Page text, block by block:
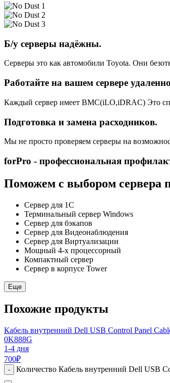
Б/у серверы надёжны.
Серверы это как автомобили Toyota. Они
Работайте на вашем сервере
Каждый сервер имеет BMC(iLO,iDRAC) Это
Подготовка и замена расходников.
Мы не просто проверяем серверы на
forPro - профессиональная
Поможем с выбором сервера
Сервер для 1С
Терминальный сервер Windows
Сервер для бэкапов
Сервер для Видеонаблюдения
Сервер для Виртуализации
Мощный 4-х процессорный
Компактный сервер
Сервер в корпусе Tower
Еще
Похожие продукты
Кабель внутренний Dell USB Control Panel
0K888G
1-4 дня
700₽
- Количество Кабель внутренний Dell USB